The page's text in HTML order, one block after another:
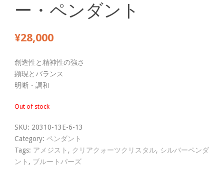
ー・ペンダント
¥28,000
創造性と精神性の強さ
顕現とバランス
明晰・調和
Out of stock
SKU: 20310-13E-6-13
Category: ペンダント
Tags: アメジスト , クリアクォーツクリスタル, シルバーペンダ
ント , ブルートパーズ